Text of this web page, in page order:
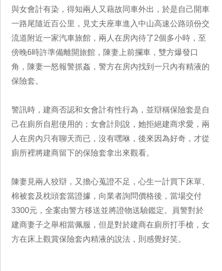
與女會計有染，得知兩人又藉故同車外出，於是自己開車
一路尾隨近百公里，見丈夫座車進入中山高速公路頭份交
流道附近一家汽車旅館，兩人在房內待了2個多小時，至
傍晚6時許準備離開旅館，陳妻上前攔車，雙方爆發口
角，陳妻一怒報警抓姦，警方在房內找到一只內有精液的
保險套。
警訊時，建商否認和女會計有性行為，並辯稱保險套是自
己在廁所自慰使用的；女會計則說，她拒絕建商求愛，兩
人在房內只有聊天而已，沒有嘿咻，後來因為好奇，才從
廁所裡將建商留下的保險套拿出來觀看。
陳妻見兩人狡辯，又擔心蒐證不足，心生一計買下床單、
棉被套及枕頭套當證據，向業者詢問價格後，當場交付
3300元，全案由警方移送並將證物送驗鑑定。員警對於
建商妻子之舉相當佩服，但是對於建商在廁所打手槍，女
方在床上觀賞保險套內精液的說法，則感覺好笑。